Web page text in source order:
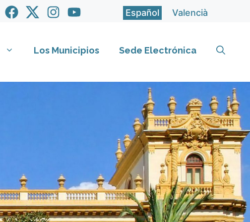
Español Valencià
Los Municipios Sede Electrónica